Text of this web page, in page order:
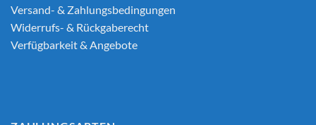
Versand- & Zahlungsbedingungen
Widerrufs- & Rückgaberecht
Verfügbarkeit & Angebote